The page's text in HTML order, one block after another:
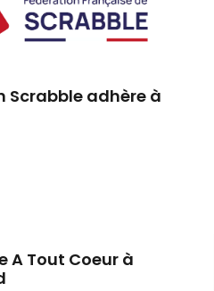
Scrabble adhère à
A Tout Coeur à